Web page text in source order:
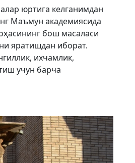
юртига келганимдан
Маъмун академиясида
бош масаласи
яратишдан иборат.
ихчамлик,
учун барча